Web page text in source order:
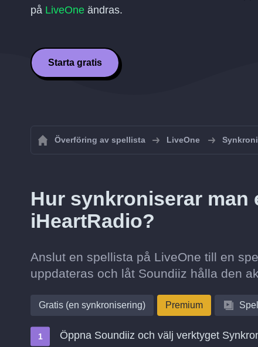
på LiveOne ändras.
Starta gratis
Överföring av spellista LiveOne
Hur synkroniserar man
iHeartRadio?
Anslut en spellista på LiveOne till en
uppdateras och låt Soundiiz hålla den
Gratis (en synkronisering) Premium
Öppna Soundiiz och välj verktyget